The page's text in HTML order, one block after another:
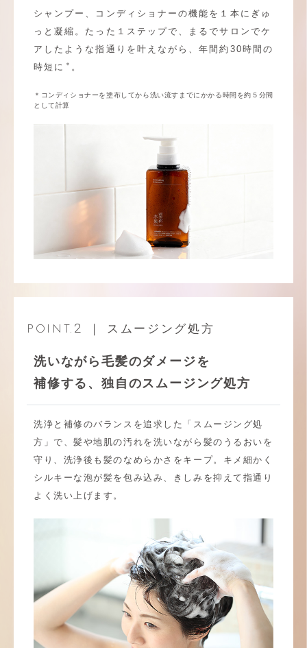
シャンプー、コンディショナーの機能を１本にぎゅ
っと凝縮。たった１ステップで、まるでサロンでケ
アしたような指通りを叶えながら、年間約30時間の
時短に
＊ 。
＊コンディショナーを塗布してから洗い流すまでにかかる時間を約５分間
として計算
POINT. 2 ｜ スムージング処方
洗いながら毛髪のダメージを
補修する、 独自のスムージング処方
洗浄と補修のバランスを追求した「スムージング処
方」で、髪や地肌の汚れを洗いながら髪のうるおいを
守り、洗浄後も髪のなめらかさをキープ。キメ細かく
シルキーな泡が髪を包み込み、きしみを抑えて指通り
よく洗い上げます。